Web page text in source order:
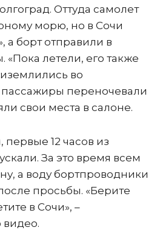
Оттуда самолет
морю, но в Сочи
а борт отправили в
летели, его также
во
пассажиры переночевали
свои места в салоне.
первые 12 часов из
За это время всем
а воду бортпроводники
просьбы. «Берите
в Сочи», –
видео.